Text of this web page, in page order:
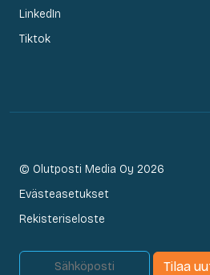
LinkedIn
Tiktok
© Olutposti Media Oy 2026
Evästeasetukset
Rekisteriseloste
Tilaa